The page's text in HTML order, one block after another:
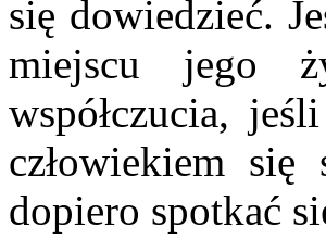
się dowiedzieć.
miejscu jego
współczucia,
człowiekiem
dopiero spotkać